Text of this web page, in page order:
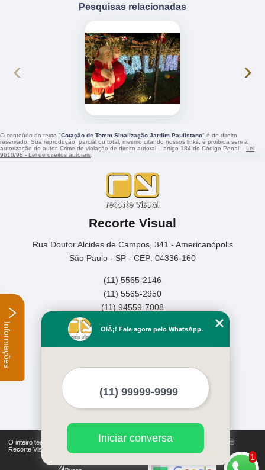
Pesquisas relacionadas
‹ ›
O conteúdo do texto "Cotação de Totem Sinalização Jardim Paulistano" é de direito
reservado. Sua reprodução, parcial ou total, mesmo citando nossos links, é proibida sem a
autorização do autor. Crime de violação de direito autoral – artigo 184 do Código Penal – Lei
9610/98 - Lei de direitos autorais
Recorte Visual
Rua Doutor Alcides de Campos, 341 - Americanópolis
São Paulo - SP - CEP: 04336-160
(11) 5565-2146
(11) 5565-2950
(11) 94559-7008
Home
Serviços
Mapa do site
Mais Serviços
O inteiro teor deste site está sujeito à proteção de direitos autorais. Copyright©
Recorte Visual (Lei 9610 de 19/02/1998)
1
OlÃ¡! Fale agora pelo WhatsApp.
Iniciar conversa
Informações